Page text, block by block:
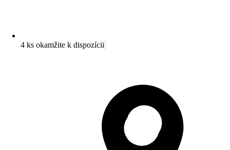
4 ks okamžite k dispozícii